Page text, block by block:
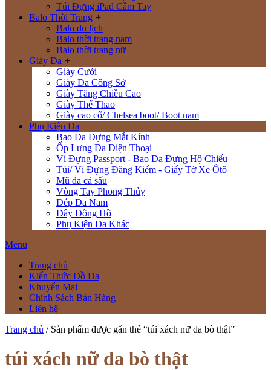
Túi Đựng iPad Cầm Tay
Balo Thời Trang +
Balo du lịch
Balo thời trang nam
Balo thời trang nữ
Giày Da +
Giày Cưới
Giày Da Công Sở
Giày Tăng Chiều Cao
Giày Thể Thao
Giày cao cổ/ Chelsea boot/ Boot nam
Phụ Kiện Da +
Bao Da Đựng Mắt Kính
Ốp Lưng Da Điện Thoại
Ví Đựng Passport - Bao Da Đựng Hộ Chiếu
Túi/ Ví Đựng Đăng Kiểm - Giấy Tờ Xe Ôtô
Mũ da cá sấu
Vòng Tay Phong Thủy
Dép Da Nam
Dây Đồng Hồ
Phụ Kiện Da Khác
Menu
Trang chủ
Kiến Thức Đồ Da
Khuyến Mại
Chính Sách Bán Hàng
Liên hệ
Trang chủ / Sản phẩm được gắn thẻ “túi xách nữ da bò thật”
túi xách nữ da bò thật